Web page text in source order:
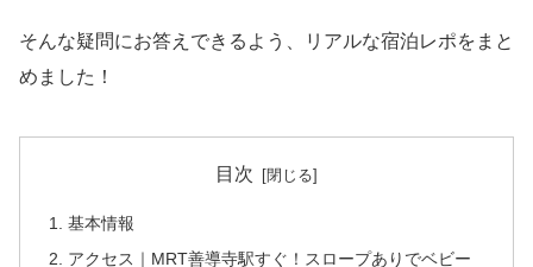
そんな疑問にお答えできるよう、リアルな宿泊レポをまと
めました！
目次
基本情報
アクセス｜MRT善導寺駅すぐ！スロープありでベビー